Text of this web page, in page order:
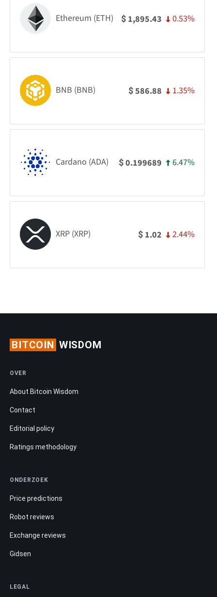
Ethereum (ETH) $ 1,895.43 0.53%
BNB (BNB) $586.88 1.35%
Cardano (ADA) $0.199689 6.47%
XRP (XRP) $ 1.02 2.44%
BITCOIN WISDOM
OVER
About Bitcoin Wisdom
Contact
Editorial policy
Ratings methodology
ONDERZOEK
Price predictions
Robot reviews
Exchange reviews
Gidsen
LEGAL